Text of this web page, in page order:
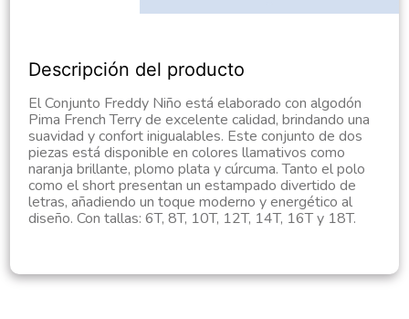
Descripción del producto
El Conjunto Freddy Niño está elaborado con algodón
Pima French Terry de excelente calidad, brindando una
suavidad y confort inigualables. Este conjunto de dos
piezas está disponible en colores llamativos como
naranja brillante, plomo plata y cúrcuma. Tanto el polo
como el short presentan un estampado divertido de
letras, añadiendo un toque moderno y energético al
diseño. Con tallas: 6T, 8T, 10T, 12T, 14T, 16T y 18T.